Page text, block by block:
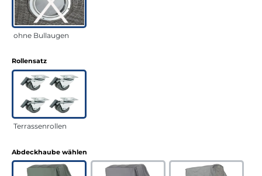
ohne Bullaugen
Rollensatzauswählen
Terrassenrollen
Abdeckhaube wählen